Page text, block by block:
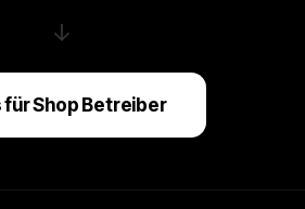
↓
für Shop Betreiber